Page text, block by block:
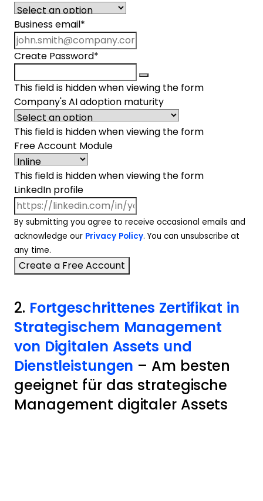
Business email *
Create Password*
This field is hidden when viewing the form
Company's AI adoption maturity
This field is hidden when viewing the form
Free Account Module
This field is hidden when viewing the form
LinkedIn profile
By submitting you agree to receive occasional emails and
acknowledge our Privacy Policy. You can unsubscribe at
any time.
2. Fortgeschrittenes Zertifikat in
Strategischem Management
von Digitalen Assets und
Dienstleistungen – Am besten
geeignet für das strategische
Management digitaler Assets